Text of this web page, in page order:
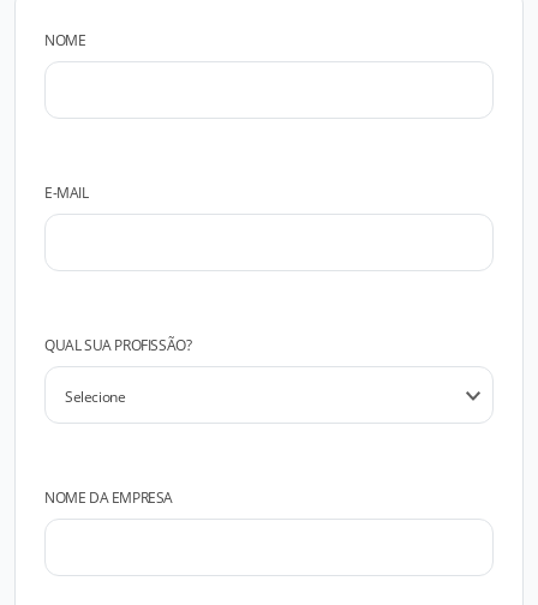
NOME
E-MAIL
QUAL SUA PROFISSÃO?
NOME DA EMPRESA